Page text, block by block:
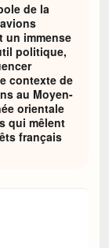
de la
un immense
politique,
contexte de
au Moyen-
orientale
qui mêlent
français